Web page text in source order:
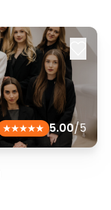
5.00/5